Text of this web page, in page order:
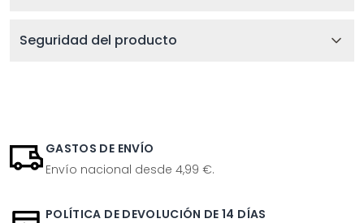
Seguridad del producto
GASTOS DE ENVÍO
Envío nacional desde 4,99 €.
POLÍTICA DE DEVOLUCIÓN DE 14 DÍAS